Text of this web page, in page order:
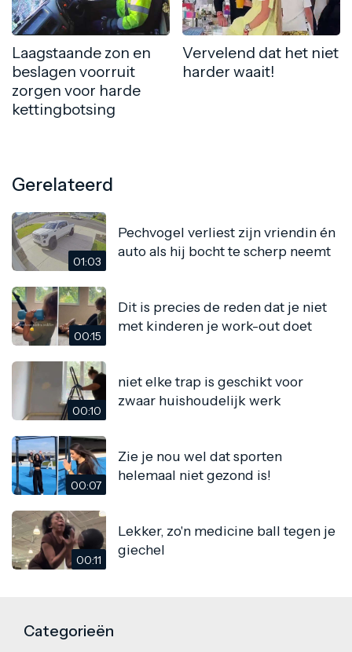
Laagstaande zon en
beslagen voorruit
zorgen voor harde
kettingbotsing
Vervelend dat het niet
harder waait!
Gerelateerd
01:03
Pechvogel verliest zijn vriendin én
auto als hij bocht te scherp neemt
00:15
Dit is precies de reden dat je niet
met kinderen je work-out doet
00:10
niet elke trap is geschikt voor
zwaar huishoudelijk werk
00:07
Zie je nou wel dat sporten
helemaal niet gezond is!
00:11
Lekker, zo'n medicine ball tegen je
giechel
Categorieën